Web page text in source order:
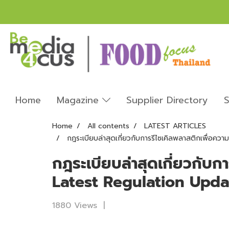
Home Magazine Supplier Directory
Home All contents
LATEST ARTICLES
กฎระเบียบล่าสุดเกี่ยวกับการรีไซเคิลพลาสติกเพื่อ
กฎระเบียบล่าสุดเกี่ยวกับ
Latest Regulation
1880 Views |